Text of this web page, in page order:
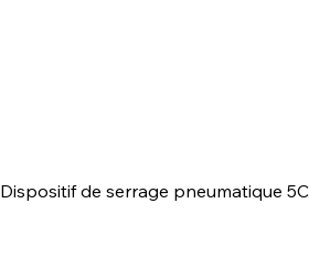
Dispositif de serrage pneumatique 5C